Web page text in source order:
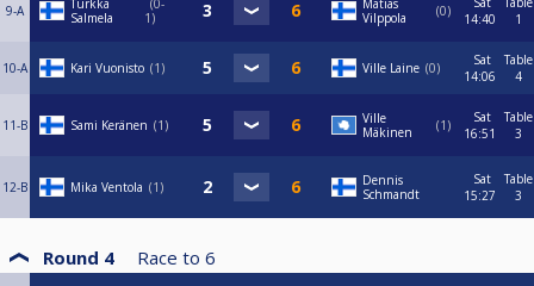
9-A
Turkka
Salmela
0-
1
Matias
Vilppola
0
14:40
1
10-A Kari Vuonisto 1 Ville Laine 0
Sat
14:06
Table
4
11-B Sami Keränen 1
Ville
Mäkinen
1
Sat
16:51
Table
3
12-B Mika Ventola 1
Dennis
Schmandt
Sat
15:27
Table
3
Round 4 Race to 6